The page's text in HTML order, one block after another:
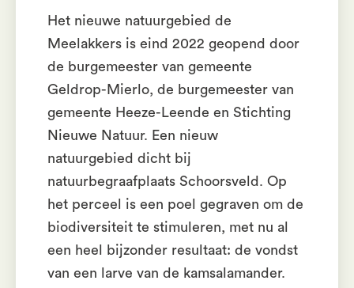
Het nieuwe natuurgebied de
Meelakkers is eind 2022 geopend door
de burgemeester van gemeente
Geldrop-Mierlo, de burgemeester van
gemeente Heeze-Leende en Stichting
Nieuwe Natuur. Een nieuw
natuurgebied dicht bij
natuurbegraafplaats Schoorsveld. Op
het perceel is een poel gegraven om de
biodiversiteit te stimuleren, met nu al
een heel bijzonder resultaat: de vondst
van een larve van de kamsalamander.